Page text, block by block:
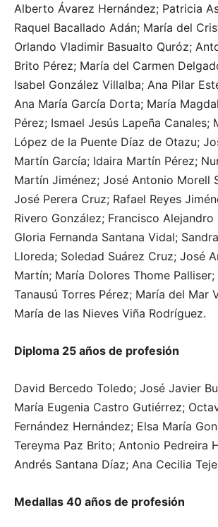
Alberto Ávarez Hernández; Patricia
Raquel Bacallado Adán; María del
Orlando Vladimir Basualto Quróz;
Brito Pérez; María del Carmen
Isabel González Villalba; Ana Pilar
Ana María García Dorta; María
Pérez; Ismael Jesús Lapeña Canales;
López de la Puente Díaz de Otazu;
Martín García; Idaira Martín Pérez;
Martín Jiménez; José Antonio Morell
José Perera Cruz; Rafael Reyes
Rivero González; Francisco Alejandro
Gloria Fernanda Santana Vidal;
Lloreda; Soledad Suárez Cruz; José
Martín; María Dolores Thome Palliser;
Tanausú Torres Pérez; María del Mar
María de las Nieves Viña Rodríguez.
Diploma 25 años de profesión
David Bercedo Toledo; José Javier
María Eugenia Castro Gutiérrez;
Fernández Hernández; Elsa María
Tereyma Paz Brito; Antonio Pedreira
Andrés Santana Díaz; Ana Cecilia
Medallas 40 años de profesión